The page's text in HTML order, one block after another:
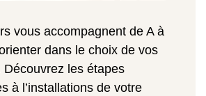
vous accompagnent de A à
dans le choix de vos
Découvrez les étapes
à l’installations de votre